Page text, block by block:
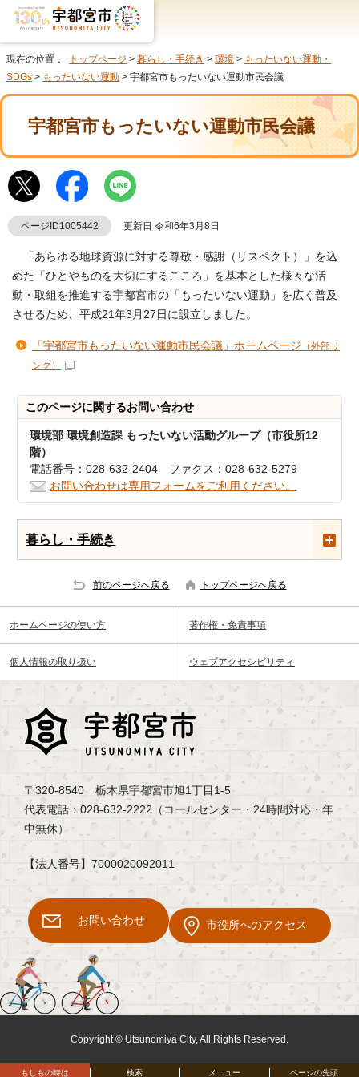
現在の位置： トップページ > 暮らし・手続き > 環境 > もったいない運動・
SDGs > もったいない運動 > 宇都宮市もったいない運動市民会議
宇都宮市もったいない運動市民会議
ページID1005442 更新日 令和6年3月8日
「あらゆる地球資源に対する尊敬・感謝（リスペクト）」を込
めた「ひとやものを大切にするこころ」を基本とした様々な活
動・取組を推進する宇都宮市の「もったいない運動」を広く普及
させるため、平成21年3月27日に設立しました。
「宇都宮市もったいない運動市民会議」ホームページ （外部リ
ンク）
このページに関するお問い合わせ
環境部 環境創造課 もったいない活動グループ（市役所12
階）
電話番号：028-632-2404 ファクス：028-632-5279
お問い合わせは専用フォームをご利用ください。
暮らし・手続き
前のページへ戻る トップページへ戻る
検索
もしもの時は メニュー ページの先頭
ホームページの使い方 著作権・免責事項
個人情報の取り扱い ウェブアクセシビリティ
〒320-8540 栃木県宇都宮市旭1丁目1-5
代表電話：028-632-2222（コールセンター・24時間対応・年
中無休）
【法人番号】7000020092011
お問い合わせ 市役所へのアクセス
Copyright © Utsunomiya City, All Rights Reserved.